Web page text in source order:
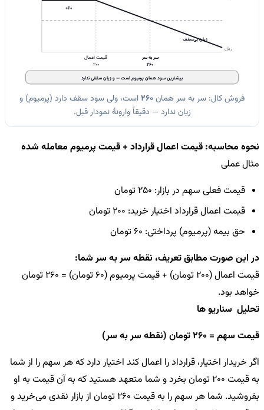
قیمت اعمال
200
سر به سر
260
+60
زیان بی‌سقف
زیان
بیشترین سود همان پرمیوم است — و زیان سقفی ندارد
فروش کال: سر به سر همان260است، ولی سود سقف دارد (پرمیوم) و
زیان ندارد — دقیقاً وارونهٔ نمودار قبل.
نحوه محاسبه: قیمت اعمال قرارداد + قیمت پرمیوم معامله شده
مثال عملی
قیمت فعلی سهم در بازار: 250 تومان
قیمت اعمال قرارداد اختیار خرید: 200 تومان
حق بیمه (پرمیوم) پرداختی: 60 تومان
در این صورت مطابق تعریف، نقطه سر به سر شما:
قیمت اعمال (200 تومان) + قیمت پرمیوم (60 تومان) = 260 تومان
خواهد بود.
تحلیل سناریو ها
قیمت سهم = 260 تومان (نقطه سر به سر)
اگر خریدار اختیار، قرارداد را اعمال کند اختیار دارد که هر سهم را از شما
به قیمت 200 تومان بخرد و شما متعهد هستید که به آن قیمت به او
بفروشید. شما هر سهم را به قیمت 260 تومان از بازار نقدی می‌خرید و